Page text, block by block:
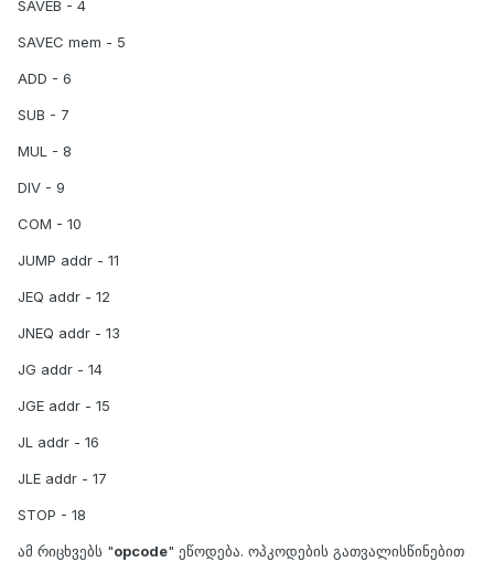
SAVEB - 4
SAVEC mem - 5
ADD - 6
SUB - 7
MUL - 8
DIV - 9
COM - 10
JUMP addr - 11
JEQ addr - 12
JNEQ addr - 13
JG addr - 14
JGE addr - 15
JL addr - 16
JLE addr - 17
STOP - 18
ამ რიცხვებს "opcode" ეწოდება. ოპკოდების გათვალისწინებით